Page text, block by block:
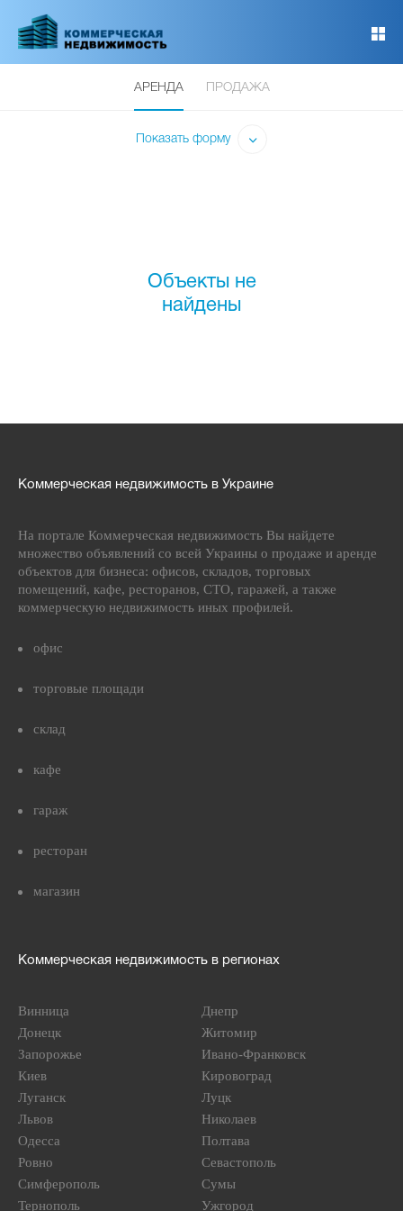
основному
АРЕНДА ПРОДАЖА
Показать форму
Объекты не
найдены
Коммерческая недвижимость в Украине
На портале Коммерческая недвижимость Вы найдете
множество объявлений со всей Украины о продаже и аренде
объектов для бизнеса: офисов, складов, торговых
помещений, кафе, ресторанов, СТО, гаражей, а также
коммерческую недвижимость иных профилей.
офис
торговые площади
склад
кафе
гараж
ресторан
магазин
Коммерческая недвижимость в регионах
Винница
Днепр
Донецк
Житомир
Запорожье
Ивано-Франковск
Киев
Кировоград
Луганск
Луцк
Львов
Николаев
Одесса
Полтава
Ровно
Севастополь
Симферополь
Сумы
Тернополь
Ужгород